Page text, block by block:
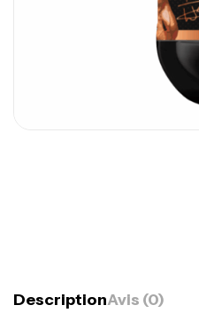
DescriptionAvis (0)